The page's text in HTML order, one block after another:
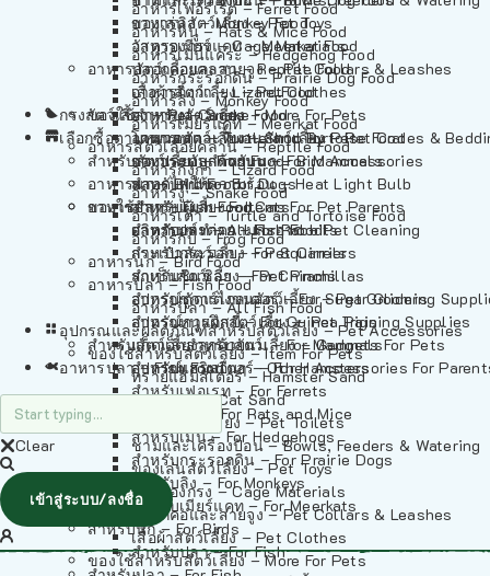
อาหารเฟอร์เร็ต – Ferret Food
อาหารหนู – Rats & Mice Food
อาหารเม่นแคระ – Hedgehog Food
อาหารกระรอกดิน – Prairie Dog Food
อาหารลิง – Monkey Food
อาหารเมียร์แคท – Meerkat Food
อาหารสัตว์เลี้อยคลาน – Reptile Food
อาหารกิ้งก่า – Lizard Food
อาหารงู – Snake Food
อาหารเต่า – Turtle and Tortoise Food
อาหารกบ – Frog Food
อาหารนก – Bird Food
อาหารปลา – Fish Food
อาหารปลา – All Fish Food
อุปกรณและผลิตภัณฑ์สำหรับสัตว์เลี้ยง – Pet Accessories
ของใช้สำหรับสัตว์เลี้ยง – Item For Pets
ทรายแฮมสเตอร์ – Hamster Sand
ทรายแมว – Cat Sand
ห้องน้ำสัตว์เลี้ยง – Pet Toilets
ชามและเครื่องป้อน – Bowls, Feeders & Watering
ของเล่นสัตว์เลี้ยง – Pet Toys
วัสดุรองกรง – Cage Materials
ปลอกคอและสายจูง – Pet Collars & Leashes
เสื้อผ้าสัตว์เลี้ยง – Pet Clothes
ของใช้สำหรับสัตว์เลี้ยง – More For Pets
อาหารลิง – Monkey Food
อาหารเมียร์แคท – Meerkat Food
อาหารสัตว์เลี้อยคลาน – Reptile Food
อาหารกิ้งก่า – Lizard Food
อาหารงู – Snake Food
อาหารเต่า – Turtle and Tortoise Food
อาหารกบ – Frog Food
อาหารนก – Bird Food
อาหารปลา – Fish Food
อาหารปลา – All Fish Food
ของเล่นสัตว์เลี้ยง – Pet Toys
วัสดุรองกรง – Cage Materials
ปลอกคอและสายจูง – Pet Collars & Leashes
เสื้อผ้าสัตว์เลี้ยง – Pet Clothes
ของใช้สำหรับสัตว์เลี้ยง – More For Pets
โดมนอนและที่นอนสัตว์เลี้ยง – Pet Crates &
ของประดับสำหรับนก – Bird Accessories
หลอดไฟให้ความร้อน – Heat Light Bulb
ของใช้สำหรับผู้เลี้ยง – Items For Pet Parents
ผลิตภัณฑ์ทำความสะอาด – Pet Cleaning
กระเป๋าสัตว์เลี้ยง – Pet Carriers
รถเข็นสัตว์เลี้ยง – Pet Prams
อุปกรณ์ตัดแต่งขนสัตว์เลี้ยง – Pet Grooming
อุปกรณ์การฝึกสัตว์เลี้ยง – Pet Training Supplies
แก็ดเจ็ตสำหรับสัตว์เลี้ยง – Gadgets For Pets
อุปกรณ์เสริมอื่นๆ – Other Accessories For
กรงสัตว์เลี้ยง – Pet Cages
เลือกซื้อตามหมวดสัตว์เลี้ยง – Shop By Pet
สำหรับสัตว์เลี้ยงลูกด้วยนม – For Mammals
สำหรับสุนัข – For Dogs
สำหรับแมว – For Cats
สำหรับกระต่าย – For Rabbits
สำหรับกระรอก – For Squirrels
สำหรับชินชิล่า – For Chinchillas
สำหรับชูการ์ไกลเดอร์ – For Sugar Gliders
สำหรับหนูแกสบี้ – For Guinea Pigs
สำหรับสัตว์เลี้ยงลูกด้วยนม – For Mammals
สำหรับแฮมสเตอร์ – For Hamsters
สำหรับเฟอเรท – For Ferrets
สำหรับหนู – For Rats and Mice
สำหรับเม่น – For Hedgehogs
สำหรับกระรอกดิน – For Prairie Dogs
สำหรับลิง – For Monkeys
สำหรับเมียร์แคท – For Meerkats
สำหรับนก – For Birds
สำหรับปลา – For Fish
อาหารปลา – Fish Food
Clear
เข้าสู่ระบบ/ลงชื่อ